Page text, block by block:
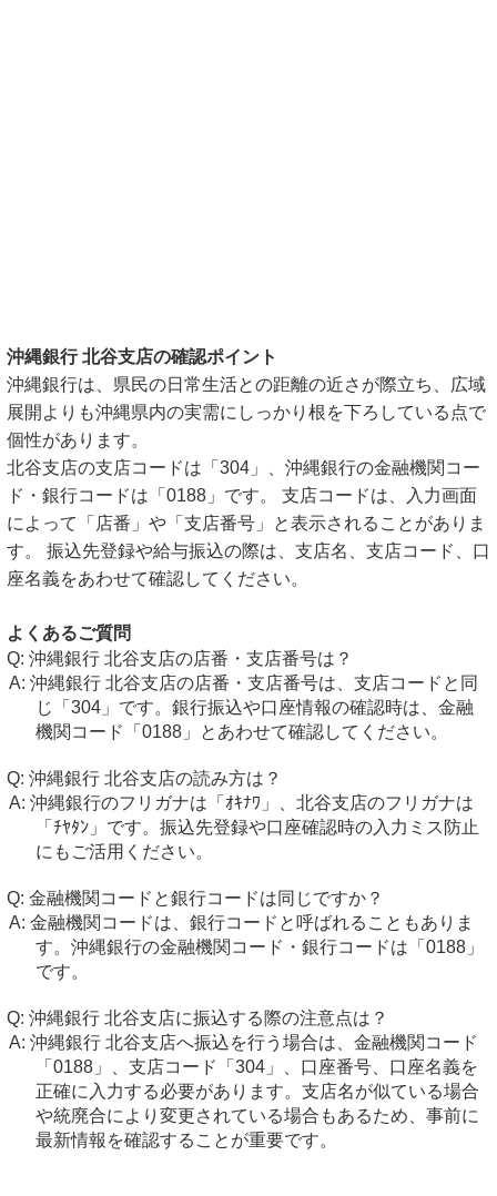
沖縄銀行 北谷支店の確認ポイント
沖縄銀行は、県民の日常生活との距離の近さが際立ち、広域
展開よりも沖縄県内の実需にしっかり根を下ろしている点で
個性があります。
北谷支店の支店コードは「304」、沖縄銀行の金融機関コー
ド・銀行コードは「0188」です。 支店コードは、入力画面
によって「店番」や「支店番号」と表示されることがありま
す。 振込先登録や給与振込の際は、支店名、支店コード、口
座名義をあわせて確認してください。
よくあるご質問
沖縄銀行 北谷支店の店番・支店番号は？
沖縄銀行 北谷支店の店番・支店番号は、支店コードと同
じ「304」です。銀行振込や口座情報の確認時は、金融
機関コード「0188」とあわせて確認してください。
沖縄銀行 北谷支店の読み方は？
沖縄銀行のフリガナは「ｵｷﾅﾜ」、北谷支店のフリガナは
「ﾁﾔﾀﾝ」です。振込先登録や口座確認時の入力ミス防止
にもご活用ください。
金融機関コードと銀行コードは同じですか？
金融機関コードは、銀行コードと呼ばれることもありま
す。沖縄銀行の金融機関コード・銀行コードは「0188」
です。
沖縄銀行 北谷支店に振込する際の注意点は？
沖縄銀行 北谷支店へ振込を行う場合は、金融機関コード
「0188」、支店コード「304」、口座番号、口座名義を
正確に入力する必要があります。支店名が似ている場合
や統廃合により変更されている場合もあるため、事前に
最新情報を確認することが重要です。